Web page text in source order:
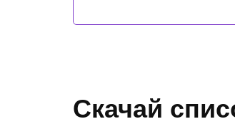
Скачай